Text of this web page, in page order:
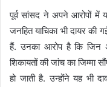
पूर्व सांसद ने अपने आरोपों में
जनहित याचिका भी दायर की
हैं. उनका आरोप है कि जिन
शिकायतों की जांच का जिम्मा
हो जाती है. उन्होंने यह भी